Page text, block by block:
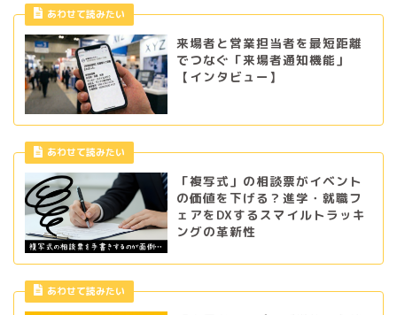
あわせて読みたい
来場者と営業担当者を最短距離
でつなぐ「来場者通知機能」
【インタビュー】
あわせて読みたい
「複写式」の相談票がイベント
の価値を下げる？進学・就職フ
ェアをDXするスマイルトラッキ
ングの革新性
あわせて読みたい